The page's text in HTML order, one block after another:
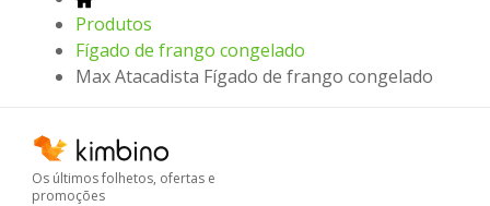
Produtos
Fígado de frango congelado
Max Atacadista Fígado de frango congelado
Os últimos folhetos, ofertas e
promoções